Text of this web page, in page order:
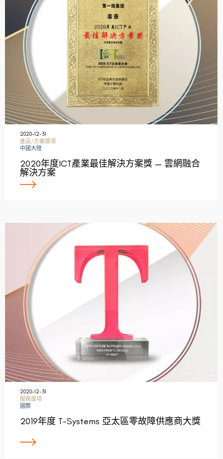
2020-12-31
產品/方案獎項
中國大陸
2020年度ICT產業最佳解決方案獎 — 雲網融合
解決方案
2020-12-31
服務獎項
國際
2019年度 T-Systems 亞太區零故障供應商大獎